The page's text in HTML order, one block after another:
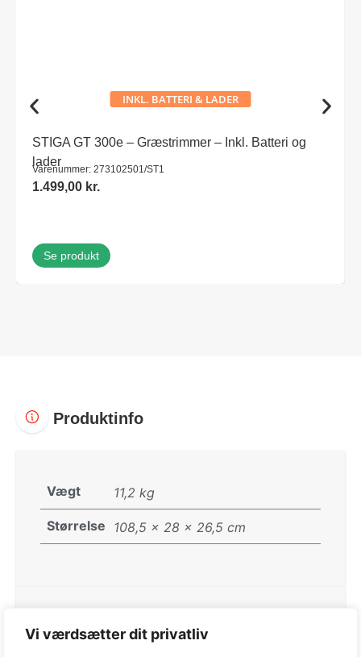
Vi værdsætter dit privatliv
INKL. BATTERI & LADER
STIGA GT 300e – Græstrimmer – Inkl. Batteri og
lader
Varenummer: 273102501/ST1
1.499,00 kr.
Se produkt
Produktinfo
Vægt 11,2 kg
Størrelse 108,5 × 28 × 26,5 cm
Kategorier: STIGA Buskryddere